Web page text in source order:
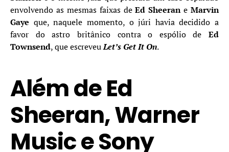
envolvendo as mesmas faixas deEd Sheerane Marvin
Gaye que, naquele momento, o júri havia decidido a
favor do astro britânico contra o espólio de Ed
Townsend, que escreveuLet’s Get It On.
Além de Ed
Sheeran, Warner
Music e Sony